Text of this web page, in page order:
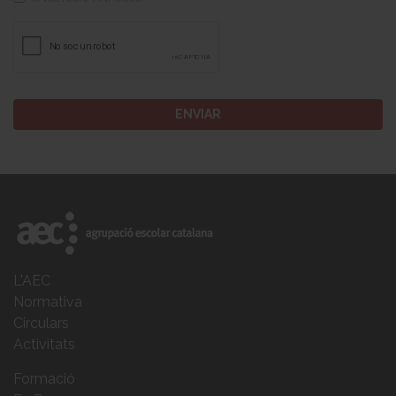
L'AEC
Normativa
Circulars
Activitats
Formació